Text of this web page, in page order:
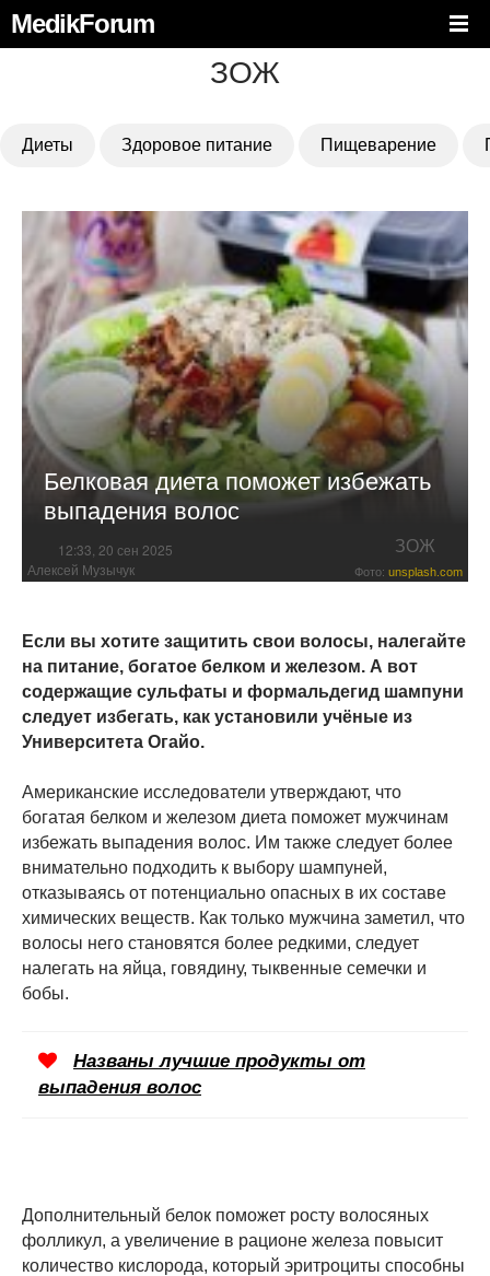
MedikForum
ЗОЖ
Диеты Здоровое питание Пищеварение
Белковая диета поможет избежать
выпадения волос
12:33, 20 сен 2025 ЗОЖ
Алексей Музычук Фото: unsplash.com
Если вы хотите защитить свои волосы, налегайте
на питание, богатое белком и железом. А вот
содержащие сульфаты и формальдегид шампуни
следует избегать, как установили учёные из
Университета Огайо.
Американские исследователи утверждают, что
богатая белком и железом диета поможет мужчинам
избежать выпадения волос. Им также следует более
внимательно подходить к выбору шампуней,
отказываясь от потенциально опасных в их составе
химических веществ. Как только мужчина заметил, что
волосы него становятся более редкими, следует
налегать на яйца, говядину, тыквенные семечки и
бобы.
Названы лучшие продукты от
выпадения волос
Дополнительный белок поможет росту волосяных
фолликул, а увеличение в рационе железа повысит
количество кислорода, который эритроциты способны